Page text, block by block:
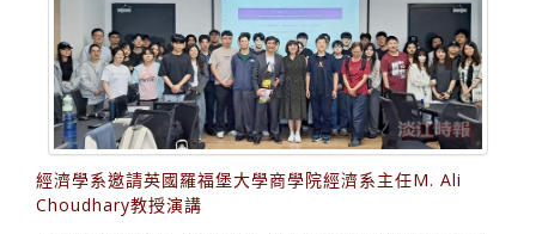
經濟學系邀請英國羅福堡大學商學院經濟系主任M. Ali
Choudhary教授演講